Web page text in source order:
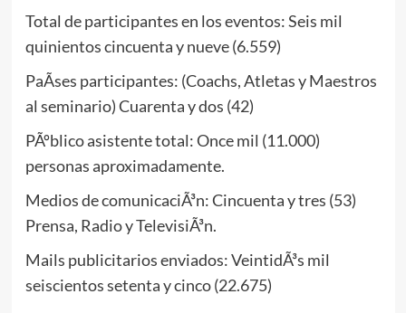
Total de participantes en los eventos: Seis mil
quinientos cincuenta y nueve (6.559)
PaÃ­ses participantes: (Coachs, Atletas y Maestros
al seminario) Cuarenta y dos (42)
PÃºblico asistente total: Once mil (11.000)
personas aproximadamente.
Medios de comunicaciÃ³n: Cincuenta y tres (53)
Prensa, Radio y TelevisiÃ³n.
Mails publicitarios enviados: VeintidÃ³s mil
seiscientos setenta y cinco (22.675)